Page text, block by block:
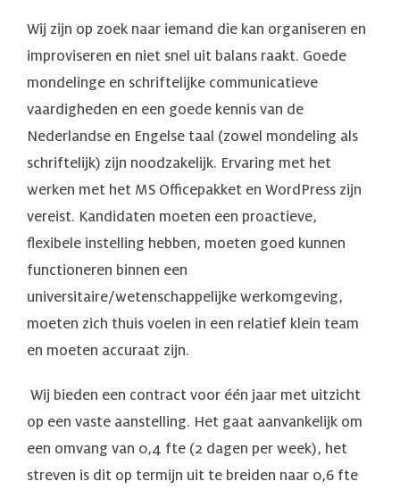
Wij zijn op zoek naar iemand die kan organiseren en
improviseren en niet snel uit balans raakt. Goede
mondelinge en schriftelijke communicatieve
vaardigheden en een goede kennis van de
Nederlandse en Engelse taal (zowel mondeling als
schriftelijk) zijn noodzakelijk. Ervaring met het
werken met het MS Officepakket en WordPress zijn
vereist. Kandidaten moeten een proactieve,
flexibele instelling hebben, moeten goed kunnen
functioneren binnen een
universitaire/wetenschappelijke werkomgeving,
moeten zich thuis voelen in een relatief klein team
en moeten accuraat zijn.
Wij bieden een contract voor één jaar met uitzicht
op een vaste aanstelling. Het gaat aanvankelijk om
een omvang van 0,4 fte (2 dagen per week), het
streven is dit op termijn uit te breiden naar 0,6 fte